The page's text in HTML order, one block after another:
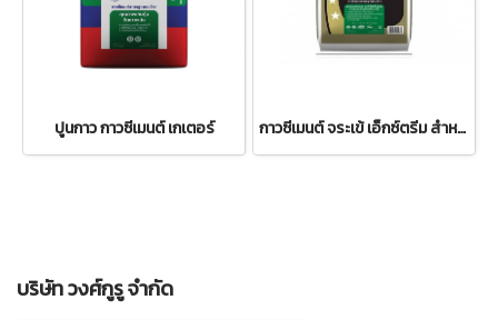
ปูนกาว กาวซีเมนต์ เกเตอร์ กาวซีเมนต์ จระเข้ เอ็กซ์ตรีม สำหรับ กระเบื้องขนาดใหญ่ ราคาถูก
บริษัท วงศ์กูรู จำกัด